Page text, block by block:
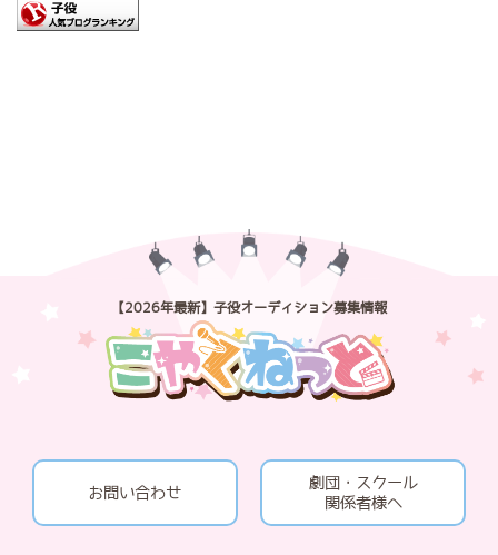
【2026年最新】子役オーディション募集情報
お問い合わせ
劇団・スクール
関係者様へ